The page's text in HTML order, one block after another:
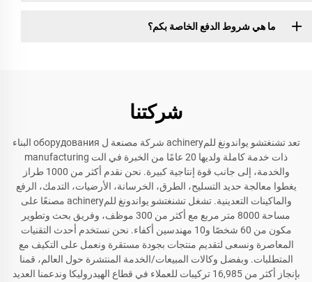
ما هي شروط الدفع الخاصة بكم؟
شركتنا
تعد تشنغتشو يواندونغ للمachinery شركة مصنعة ل оборудования البناء
ذات خدمة كاملة ولديها 20 عامًا من الخبرة في الت manufacturing
والخدمة، إلى جانب قوة إنتاجية كبيرة. نحن نقدم أكثر من 1000 طراز
يغطوا معالجة حديد التسليح، الطرق، الخرسانة، الأرضيات، التدمك، الرفع
والماكينات التعدينية. تشغل تشنغتشو يواندونغ للمachinery مصنعًا على
مساحة 8000 متر مربع مع أكثر من 300 موظف، وفريق بحث وتطوير
مكون من 60 شخصًا و10 مهندسين أكفاء. نحن نستخدم أحدث التقنيات
المعاصرة ونسعى لتقديم منتجات بجودة مستقرة ونعمل على التكيف مع
المتطلبات. وبفضل وكالات المبيعات/الخدمة المنتشرة حول العالم، قمنا
بإنجاز أكثر من 16,985 تركيبات للعملاء في قطاع الهيدروليكا وندعمنا العديد